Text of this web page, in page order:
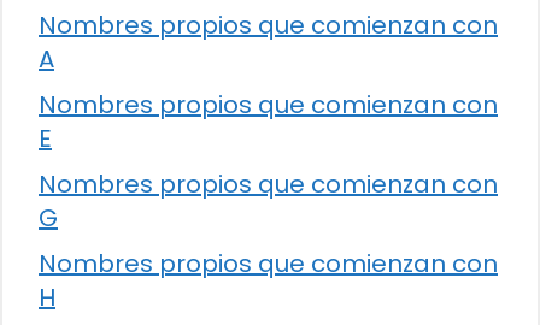
Nombres propios que comienzan con
A
Nombres propios que comienzan con
E
Nombres propios que comienzan con
G
Nombres propios que comienzan con
H